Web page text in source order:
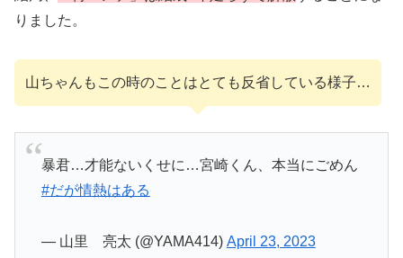
りました。
山ちゃんもこの時のことはとても反省している様子…
暴君…才能ないくせに…宮崎くん、本当にごめん
#だが情熱はある
— 山里 亮太 (@YAMA414) April 23, 2023